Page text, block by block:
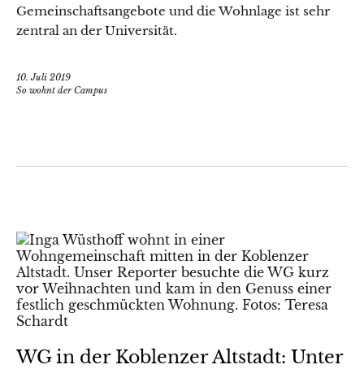
Gemeinschaftsangebote und die Wohnlage ist sehr
zentral an der Universität.
10. Juli 2019
So wohnt der Campus
WG in der Koblenzer Altstadt: Unter